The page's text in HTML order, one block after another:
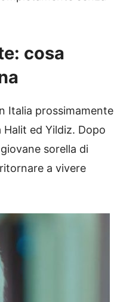
cosa
Italia prossimamente
ed Yildiz. Dopo
sorella di
a vivere